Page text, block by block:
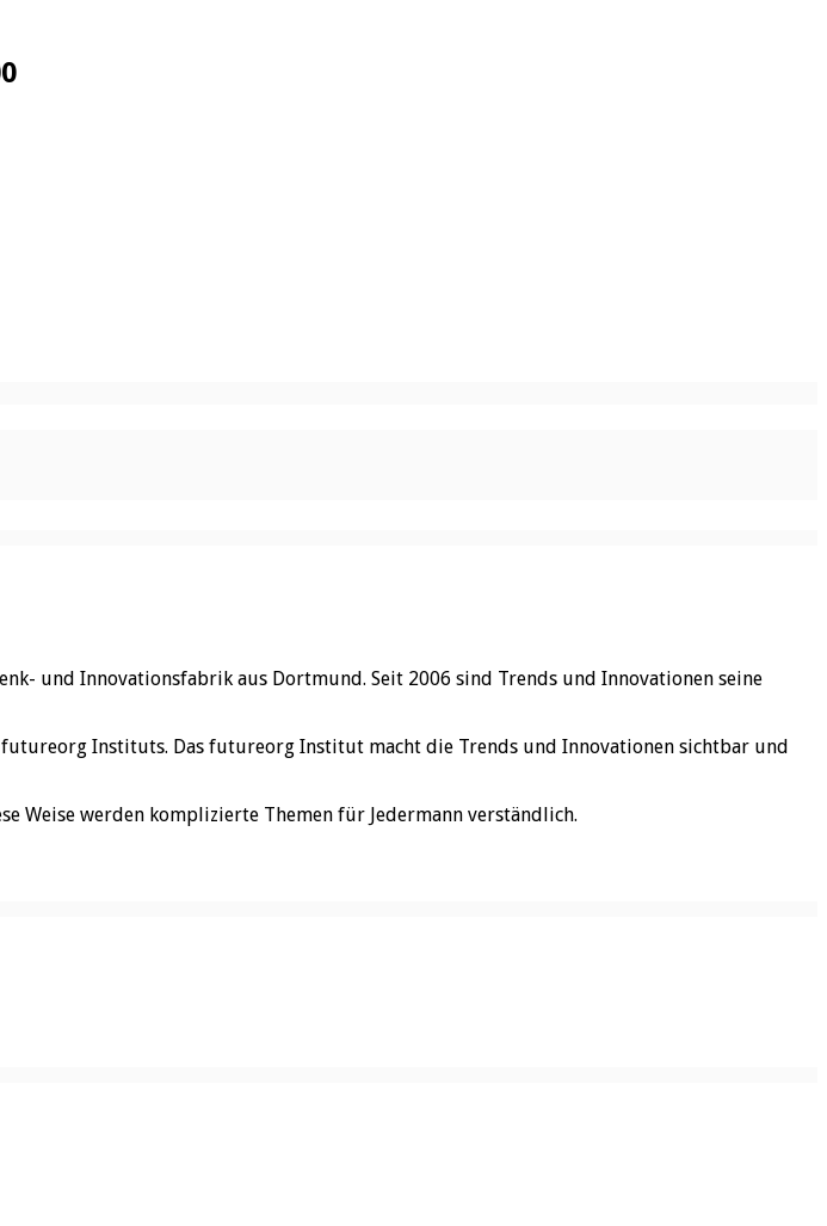
und Innovationsfabrik aus Dortmund. Seit 2006 sind Trends und Innovationen seine
Instituts. Das futureorg Institut macht die Trends und Innovationen sichtbar und
Weise werden komplizierte Themen für Jedermann verständlich.